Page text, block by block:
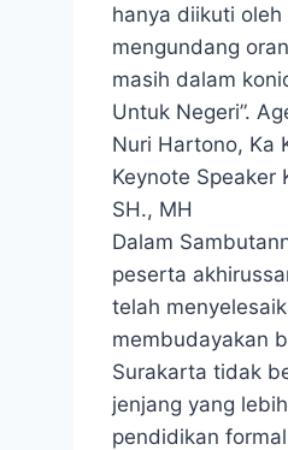
hanya diikuti
mengundang
masih dalam
Untuk Negeri”.
Nuri Hartono, Ka
Keynote Speaker
SH., MH
Dalam
peserta
telah
membudayakan
Surakarta tidak
jenjang yang
pendidikan